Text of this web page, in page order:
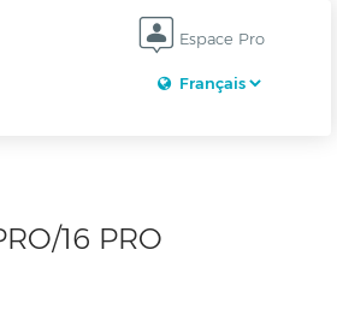
Espace Pro
16 PRO